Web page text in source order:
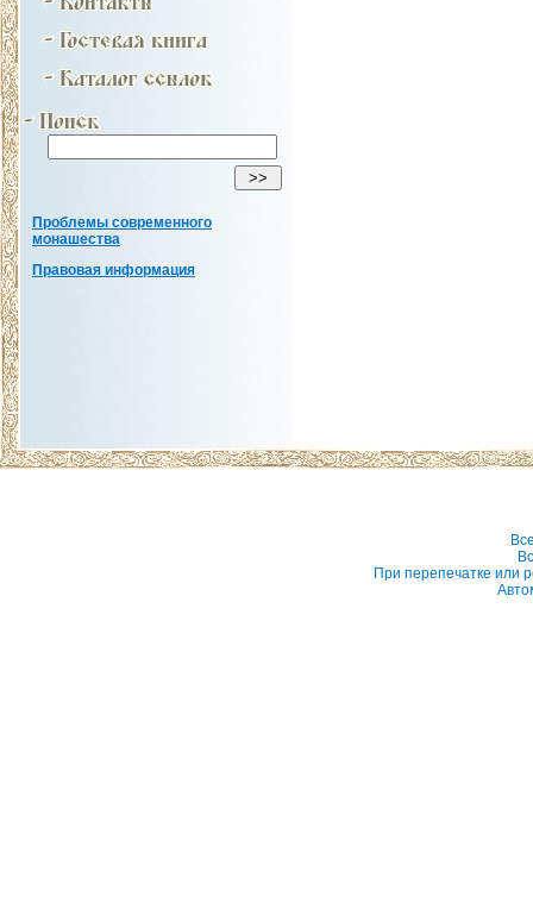
Проблемы современного
монашества
Правовая информация
При перепечатке или